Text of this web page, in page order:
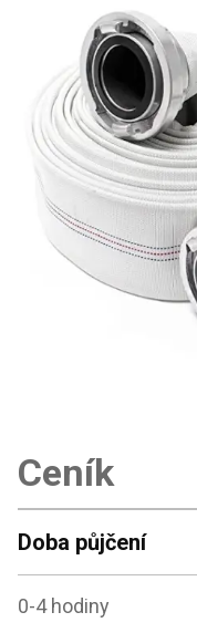
Ceník
Doba půjčení
0-4 hodiny